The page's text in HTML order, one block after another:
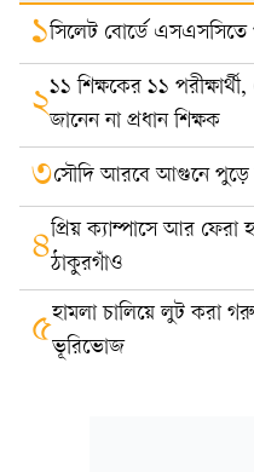
১সিলেট বোর্ডে
২১১ শিক্ষকের ১১
জানেন না প্রধান শিক্ষক
৩সৌদি আরবে আগুনে পুড়ে
৪প্রিয় ক্যাম্পাসে আর ফেরা
ঠাকুরগাঁও
৫হামলা চালিয়ে লুট করা
ভূরিভোজ